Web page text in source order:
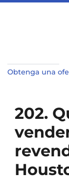
Obtenga una
202.